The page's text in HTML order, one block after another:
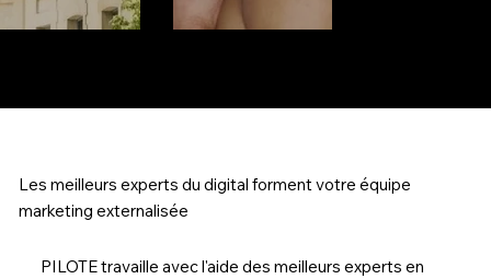
Les meilleurs experts du digital forment votre équipe
marketing externalisée
PILOTE travaille avec l'aide des meilleurs experts en